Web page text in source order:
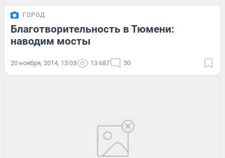
ГОРОД
Благотворительность в Тюмени:
наводим мосты
20 ноября, 2014, 13:03 13 687 30